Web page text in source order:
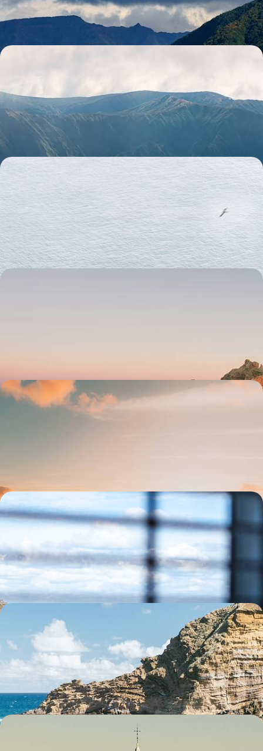
8 jours, de CHF 1800 à CHF 2500
La diversité naturelle de la plus grande île des Açores, entre volcans,
cascades, lacs et geysers
8 jours, de CHF 1900 à CHF 3000
En famille par les landes et les falaises - L'Irlande au
grand air
Dublin, comté de Clare et Connemara : le meilleur de l’Irlande pour
parents et enfants
8 jours, de CHF 2000 à CHF 2900
Ma quinta dans les fleurs - À Madère, un jardin sous
les alizés
Devon et Cornouailles - Au sud, l'Angleterre
balnéaire et gentry
petits ports de pêche
8 jours, de CHF 2300 à CHF 3300
Madère active avec vos ados - Grand air, quintas
panoramiques et virées en mer
Embarquer vos teens pour une semaine de plein air et pleine mer au
cœur de l'Atlantique
11 jours, de CHF 2500 à CHF 3100
Des îles du Nord aux chutes de Plitvice - Cet été,
péripéties familiales en Croatie